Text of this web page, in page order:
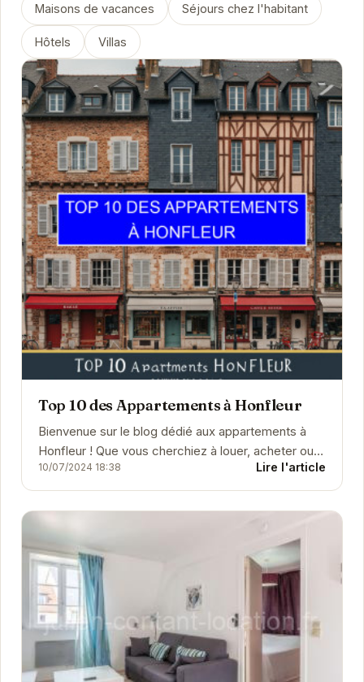
Maisons de vacances Séjours chez l'habitant
Hôtels Villas
Top 10 des Appartements à Honfleur
Bienvenue sur le blog dédié aux appartements à
Honfleur ! Que vous cherchiez à louer, acheter ou
simplement découvrir le marché immobilier de
cette ch...
10/07/2024 18:38 Lire l'article